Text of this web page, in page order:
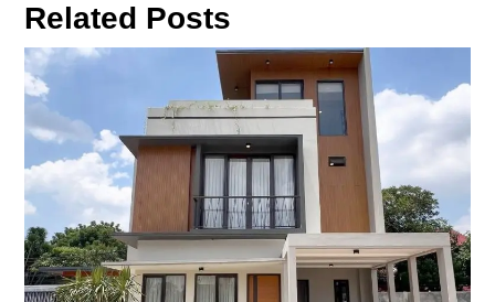
Related Posts